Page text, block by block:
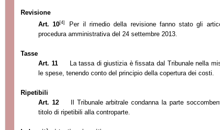
Revisione
Art. 10[4]
Per il rimedio della revisione fanno stato gli
procedura amministrativa del 24 settembre 2013.
Tasse
Art. 11
La tassa di giustizia è fissata dal Tribunale nella
le spese, tenendo conto del principio della copertura dei costi.
Ripetibili
Art. 12
Il Tribunale arbitrale condanna la parte
titolo di ripetibili alla controparte.